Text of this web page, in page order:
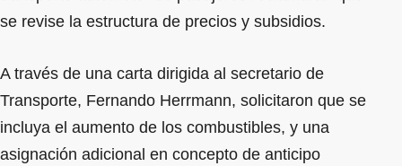
se revise la estructura de precios y subsidios.
A través de una carta dirigida al secretario de
Transporte, Fernando Herrmann, solicitaron que se
incluya el aumento de los combustibles, y una
asignación adicional en concepto de anticipo